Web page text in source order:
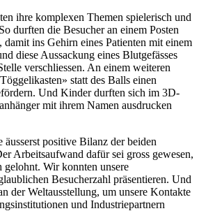
ihre komplexen Themen spielerisch und
durften die Besucher an einem Posten
ins Gehirn eines Patienten mit einem
diese Aus­sackung eines Blutgefässes
verschliessen. An einem weiteren
statt des Balls einen
Und Kinder durften sich im 3D-
mit ihrem Namen ausdrucken
positive Bilanz der beiden
Arbeits­aufwand dafür sei gross gewesen,
gelohnt. Wir konnten unsere
Besucher­zahl präsentieren. Und
der Weltaus­stellung, um unsere Kontakte
und Industrie­partnern